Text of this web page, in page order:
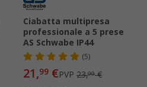
Ciabatta multipresa
professionale a 5 prese
AS Schwabe IP44
(5)
21,99 €PVP 23,99€